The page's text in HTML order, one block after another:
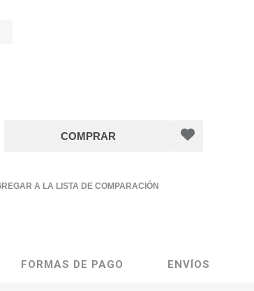
A LA LISTA DE COMPARACIÓN
FORMAS DE PAGO ENVÍOS